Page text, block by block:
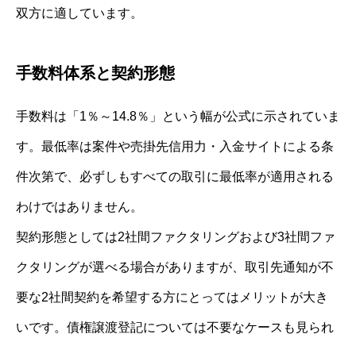
双方に適しています。
手数料体系と契約形態
手数料は「1％～14.8％」という幅が公式に示されていま
す。最低率は案件や売掛先信用力・入金サイトによる条
件次第で、必ずしもすべての取引に最低率が適用される
わけではありません。
契約形態としては2社間ファクタリングおよび3社間ファ
クタリングが選べる場合がありますが、取引先通知が不
要な2社間契約を希望する方にとってはメリットが大き
いです。債権譲渡登記については不要なケースも見られ